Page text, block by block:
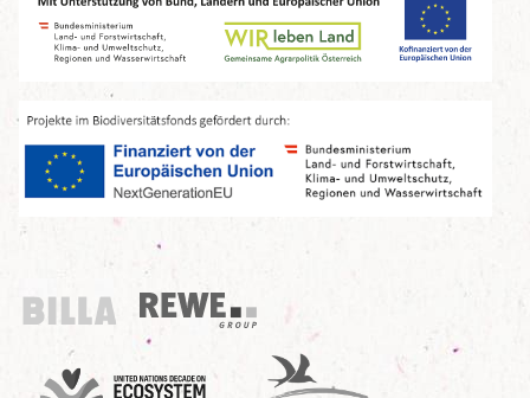
Billa
REWE Group
UN Decade
Birdlife